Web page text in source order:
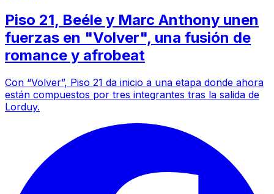
Piso 21, Beéle y Marc Anthony unen
fuerzas en "Volver", una fusión de
romance y afrobeat
Con “Volver”, Piso 21 da inicio a una etapa donde ahora
están compuestos por tres integrantes tras la salida de
Lorduy.